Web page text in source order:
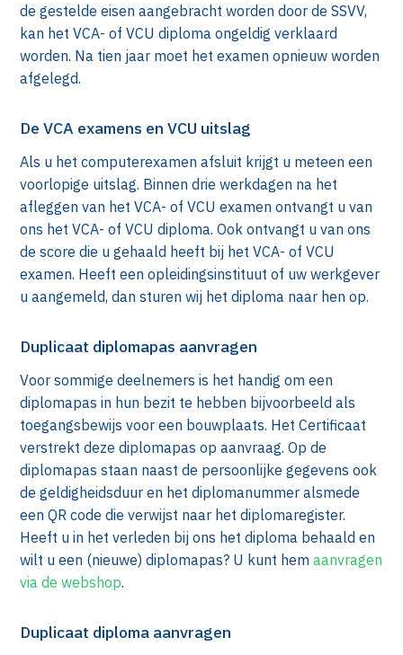
de gestelde eisen aangebracht worden door de SSVV,
kan het VCA- of VCU diploma ongeldig verklaard
worden. Na tien jaar moet het examen opnieuw worden
afgelegd.
De VCA examens en VCU uitslag
Als u het computerexamen afsluit krijgt u meteen een
voorlopige uitslag. Binnen drie werkdagen na het
afleggen van het VCA- of VCU examen ontvangt u van
ons het VCA- of VCU diploma. Ook ontvangt u van ons
de score die u gehaald heeft bij het VCA- of VCU
examen. Heeft een opleidingsinstituut of uw werkgever
u aangemeld, dan sturen wij het diploma naar hen op.
Duplicaat diplomapas aanvragen
Voor sommige deelnemers is het handig om een
diplomapas in hun bezit te hebben bijvoorbeeld als
toegangsbewijs voor een bouwplaats. Het Certificaat
verstrekt deze diplomapas op aanvraag. Op de
diplomapas staan naast de persoonlijke gegevens ook
de geldigheidsduur en het diplomanummer alsmede
een QR code die verwijst naar het diplomaregister.
Heeft u in het verleden bij ons het diploma behaald en
wilt u een (nieuwe) diplomapas? U kunt hemaanvragen
via de webshop.
Duplicaat diploma aanvragen